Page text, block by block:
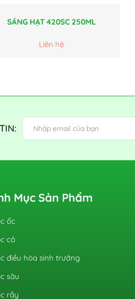
SÁNG HẠT 420SC 250ML
Liên hệ
Mục Sản Phẩm
ốc
cỏ
điều hòa sinh trưởng
sâu
rầy